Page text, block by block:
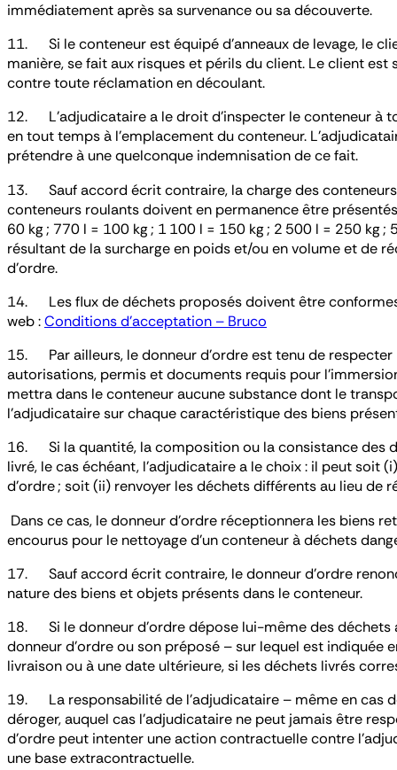
immédiatement après sa survenance ou sa découverte.
11. Si le conteneur est équipé d’anneaux de levage, le
manière, se fait aux risques et périls du client. Le client
contre toute réclamation en découlant.
12. L’adjudicataire a le droit d’inspecter le conteneur à
en tout temps à l’emplacement du conteneur.
prétendre à une quelconque indemnisation de ce fait.
13. Sauf accord écrit contraire, la charge des conteneurs
conteneurs roulants doivent en permanence être
60 kg ; 770 l = 100 kg ; 1 100 l = 150 kg ; 2 500 l = 250 kg
résultant de la surcharge en poids et/ou en volume et de
d’ordre.
14. Les flux de déchets proposés doivent être
web :Conditions d’acceptation – Bruco
15. Par ailleurs, le donneur d’ordre est tenu de respecter
autorisations, permis et documents requis pour
mettra dans le conteneur aucune substance dont le
l’adjudicataire sur chaque caractéristique des biens
16. Si la quantité, la composition ou la consistance des
livré, le cas échéant, l’adjudicataire a le choix : il peut
d’ordre ; soit (ii) renvoyer les déchets différents au lieu de
Dans ce cas, le donneur d’ordre réceptionnera les biens
encourus pour le nettoyage d’un conteneur à déchets
17. Sauf accord écrit contraire, le donneur d’ordre
nature des biens et objets présents dans le conteneur.
18. Si le donneur d’ordre dépose lui-même des déchets
donneur d’ordre ou son préposé – sur lequel est indiquée
livraison ou à une date ultérieure, si les déchets livrés
19. La responsabilité de l’adjudicataire – même en cas
déroger, auquel cas l’adjudicataire ne peut jamais être
d’ordre peut intenter une action contractuelle contre
une base extracontractuelle.